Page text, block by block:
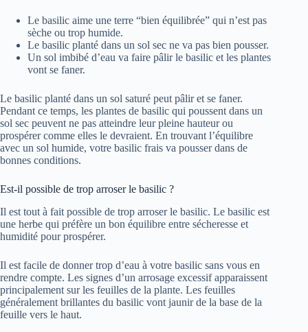
Le basilic aime une terre “bien équilibrée” qui n’est pas
sèche ou trop humide.
Le basilic planté dans un sol sec ne va pas bien pousser.
Un sol imbibé d’eau va faire pâlir le basilic et les plantes
vont se faner.
Le basilic planté dans un sol saturé peut pâlir et se faner.
Pendant ce temps, les plantes de basilic qui poussent dans un
sol sec peuvent ne pas atteindre leur pleine hauteur ou
prospérer comme elles le devraient. En trouvant l’équilibre
avec un sol humide, votre basilic frais va pousser dans de
bonnes conditions.
Est-il possible de trop arroser le basilic ?
Il est tout à fait possible de trop arroser le basilic. Le basilic est
une herbe qui préfère un bon équilibre entre sécheresse et
humidité pour prospérer.
Il est facile de donner trop d’eau à votre basilic sans vous en
rendre compte. Les signes d’un arrosage excessif apparaissent
principalement sur les feuilles de la plante. Les feuilles
généralement brillantes du basilic vont jaunir de la base de la
feuille vers le haut.